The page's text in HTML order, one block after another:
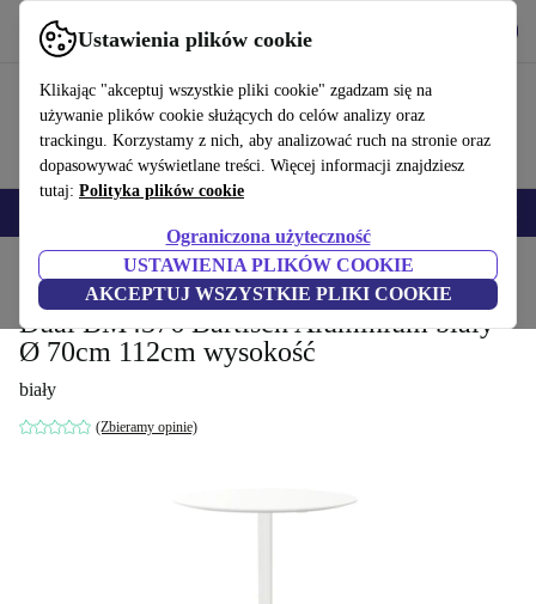
Ustawienia plików cookie
Klikając "akceptuj wszystkie pliki cookie" zgadzam się na
używanie plików cookie służących do celów analizy oraz
trackingu. Korzystamy z nich, aby analizować ruch na stronie oraz
dopasowywać wyświetlane treści. Więcej informacji znajdziesz
tutaj: Polityka plików cookie
Ograniczona użyteczność
USTAWIENIA PLIKÓW COOKIE
AKCEPTUJ WSZYSTKIE PLIKI COOKIE
Korzystaj z refurbed szybko i łatwo
Produkty Gospodarstwo domowe Meble
Dual BM4376 Bartisch Aluminium biały
Ø 70cm 112cm wysokość
biały
(Zbieramy opinie)